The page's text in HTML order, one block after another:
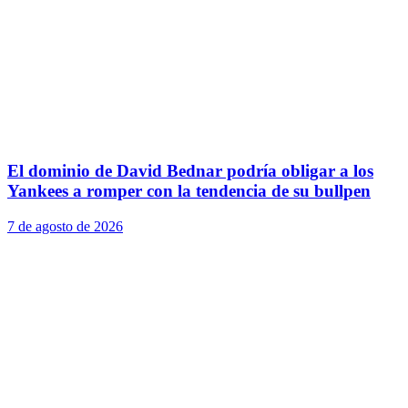
El dominio de David Bednar podría obligar a los
Yankees a romper con la tendencia de su bullpen
7 de agosto de 2026